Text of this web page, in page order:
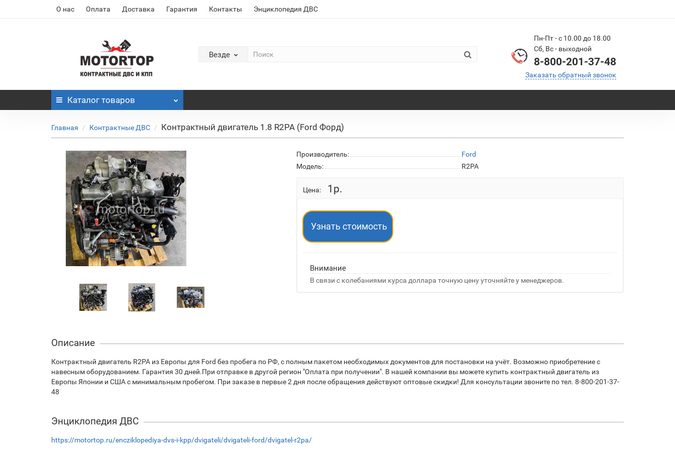
О нас Оплата Доставка Гарантия Контакты Энциклопедия ДВС
Везде
Пн-Пт - с 10.00 до 18.00
Сб, Вс - выходной
8-800-201-37-48
Заказать обратный звонок
Каталог товаров
Главная Контрактные ДВС Контрактный двигатель 1.8 R2PA (Ford Форд)
Производитель:
Ford
Модель:
R2PA
Цена: 1р.
Узнать стоимость
Внимание
В связи с колебаниями курса доллара точную цену уточняйте у менеджеров.
Описание
Контрактный двигатель R2PA из Европы для Ford без пробега по РФ, с полным пакетом необходимых документов для постановки на учёт. Возможно приобретение с
навесным оборудованием. Гарантия 30 дней.При отправке в другой регион "Оплата при получении". В нашей компании вы можете купить контрактный двигатель из
Европы Японии и США с минимальным пробегом. При заказе в первые 2 дня после обращения действуют оптовые скидки! Для консультации звоните по тел. 8-800-201-37-
48
Энциклопедия ДВС
https://motortop.ru/encziklopediya-dvs-i-kpp/dvigateli/dvigateli-ford/dvigatel-r2pa/